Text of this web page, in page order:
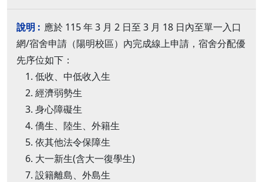
應於 115 年 3 月 2 日至 3 月 18 日內至單一入口
網/宿舍申請（陽明校區）內完成線上申請，宿舍分配優
先序位如下：
低收、中低收入生
經濟弱勢生
身心障礙生
僑生、陸生、外籍生
依其他法令保障生
大一新生(含大一復學生)
設籍離島、外島生